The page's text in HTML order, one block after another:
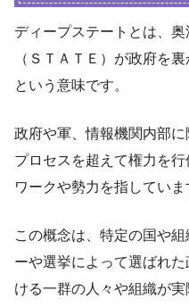
ディープステートとは、
（ＳＴＡＴＥ）が政府を
という意味です。
政府や軍、情報機関内部
プロセスを超えて権力を
ワークや勢力を指していま
この概念は、特定の国や
ーや選挙によって選ばれ
ける一群の人々や組織が